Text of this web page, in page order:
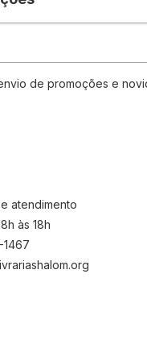
de promoções e
atendimento
às 18h